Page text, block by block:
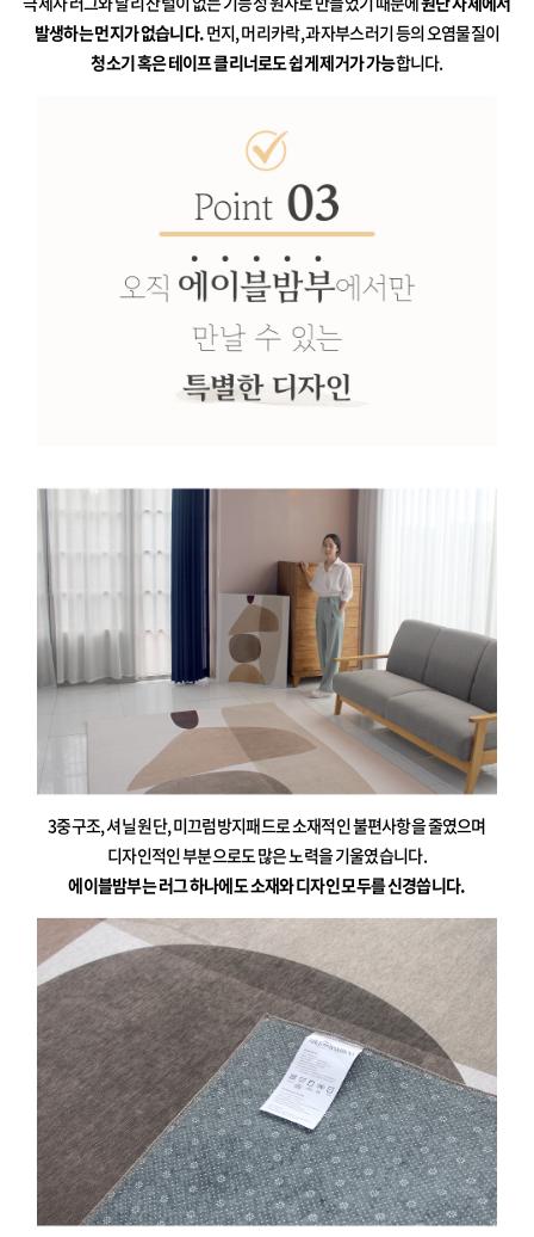
발생하는 먼지가 없습니다.먼지, 머리카락, 과자부스러기 등의 오염물질이
청소기 혹은 테이프 클리너로도 쉽게 제거가 가능합니다.
3중구조, 셔닐 원단, 미끄럼방지패드로 소재적인 불편사항을 줄였으며
디자인적인 부분으로도 많은 노력을 기울였습니다.
에이블밤부는 러그 하나에도 소재와 디자인 모두를 신경씁니다.